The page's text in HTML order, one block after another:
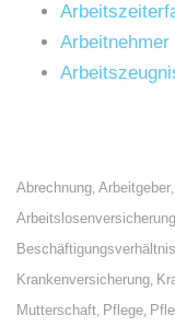
Arbeitnehmer
Abrechnung, Arbeitgeber,
Arbeitslosenversicherung
Beschäftigungsverhältnis
Krankenversicherung,
Mutterschaft, Pflege,